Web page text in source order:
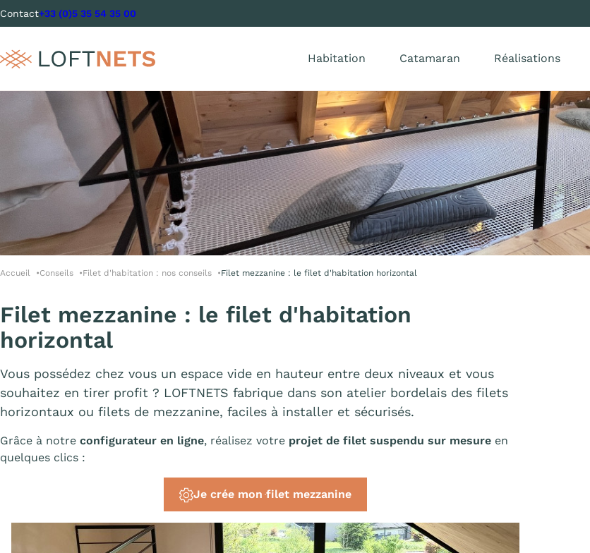
Contact+33 (0)5 35 54 35 00
Habitation Catamaran Réalisations
Accueil Conseils Filet d'habitation : nos conseils Filet mezzanine : le filet d'habitation horizontal
Filet mezzanine : le filet d'habitation
horizontal
Vous possédez chez vous un espace vide en hauteur entre deux niveaux et vous
souhaitez en tirer profit ? LOFTNETS fabrique dans son atelier bordelais des filets
horizontaux ou filets de mezzanine, faciles à installer et sécurisés.
Grâce à notre configurateur en ligne, réalisez votre projet de filet suspendu sur mesure en
quelques clics :
Je crée mon filet mezzanine